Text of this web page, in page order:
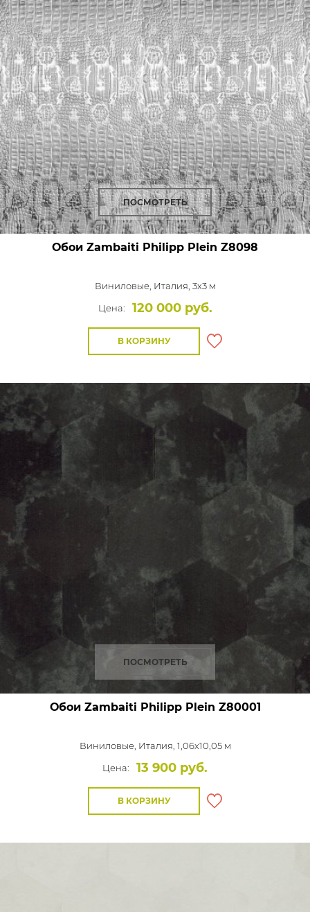
ПОСМОТРЕТЬ
Обои Zambaiti Philipp Plein Z8098
Виниловые, Италия, 3x3 м
Цена:
120 000 руб.
В КОРЗИНУ
ПОСМОТРЕТЬ
Обои Zambaiti Philipp Plein Z80001
Виниловые, Италия, 1,06x10,05 м
Цена:
13 900 руб.
В КОРЗИНУ